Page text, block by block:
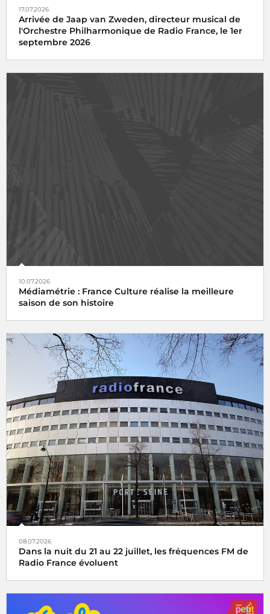
17.07.2026
Arrivée de Jaap van Zweden, directeur musical de
l'Orchestre Philharmonique de Radio France, le 1er
septembre 2026
10.07.2026
Médiamétrie : France Culture réalise la meilleure
saison de son histoire
08.07.2026
Dans la nuit du 21 au 22 juillet, les fréquences FM de
Radio France évoluent